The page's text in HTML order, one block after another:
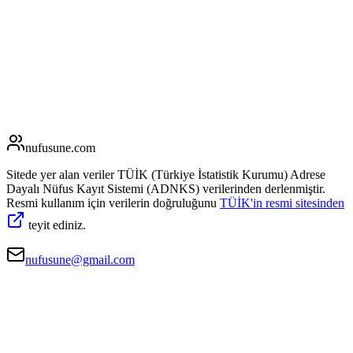
nufusune.com
Sitede yer alan veriler TÜİK (Türkiye İstatistik Kurumu) Adrese
Dayalı Nüfus Kayıt Sistemi (ADNKS) verilerinden derlenmiştir.
Resmi kullanım için verilerin doğruluğunu TÜİK'in resmi sitesinden
teyit ediniz.
nufusune@gmail.com